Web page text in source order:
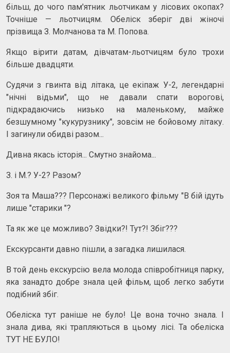
більш, до чого пам'ятник льотчикам у лісових окопах?
Точніше — льотчицям. Обеліск зберіг дві жіночі
прізвища З. Молчанова та М. Попова.
Якщо вірити датам, дівчатам-льотчицям було трохи
більше двадцяти.
Судячи з гвинта від літака, це екіпаж У-2, легендарні
"нічні відьми", що не давали спати ворогові,
підкрадаючись низько на маленькому, майже
безшумному "кукурузнику", зовсім не бойовому літаку.
І загинули обидві разом...
Дивна якась історія... Смутно знайома...
З. і М.? У-2? Разом?
Зоя та Маша??? Персонажі великого фільму "В бій ідуть
лише "старики "?
Та як же це можливо? Звідки?! Тут?! Збіг???
Екскурсанти давно пішли, а загадка лишилася.
В той день екскурсію вела молода співробітниця парку,
яка занадто добре знала цей фільм, щоб легко забути
подібний збіг.
Обеліска тут раніше не було! Це вона точно знала. І
знала дива, які трапляються в цьому лісі. Та обеліска
ТУТ НЕ БУЛО!